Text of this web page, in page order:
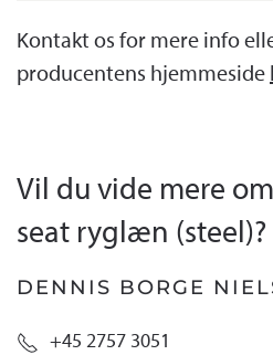
Kontakt os for mere info
producentens hjemmeside
Vil du vide mere
seat ryglæn (steel)?
DENNIS BORGE
+45 2757 3051